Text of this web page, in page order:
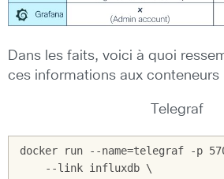
Dans les faits, voici à quoi
ces informations aux conteneurs
Telegraf
docker run --name=telegraf -p